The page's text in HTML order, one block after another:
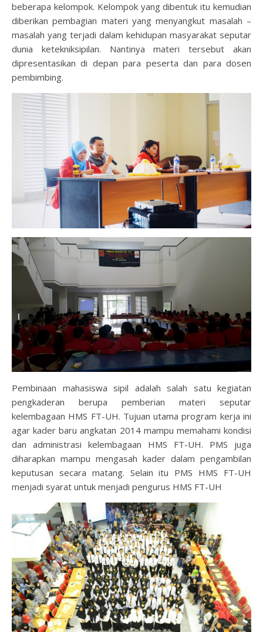
beberapa kelompok. Kelompok yang dibentuk itu kemudian
diberikan pembagian materi yang menyangkut masalah –
masalah yang terjadi dalam kehidupan masyarakat seputar
dunia ketekniksipilan. Nantinya materi tersebut akan
dipresentasikan di depan para peserta dan para dosen
pembimbing.
Pembinaan mahasiswa sipil adalah salah satu kegiatan
pengkaderan berupa pemberian materi seputar
kelembagaan HMS FT-UH. Tujuan utama program kerja ini
agar kader baru angkatan 2014 mampu memahami kondisi
dan administrasi kelembagaan HMS FT-UH. PMS juga
diharapkan mampu mengasah kader dalam pengambilan
keputusan secara matang. Selain itu PMS HMS FT-UH
menjadi syarat untuk menjadi pengurus HMS FT-UH